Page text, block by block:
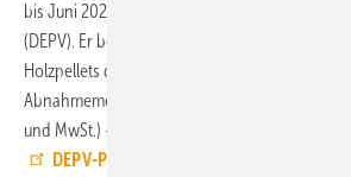
bis Juni 2020 vom Deutschen Energieholz- und
(DEPV). Er bezeichnet den Durchschnittspreis
Holzpellets der Qualitätsklasse ENplusA1 der
Abnahmemenge (Lieferung im Umkreis 50 km,
und MwSt.) – deutschlandweit und in drei
DEPV-Pelletpreis für Lieferverträge